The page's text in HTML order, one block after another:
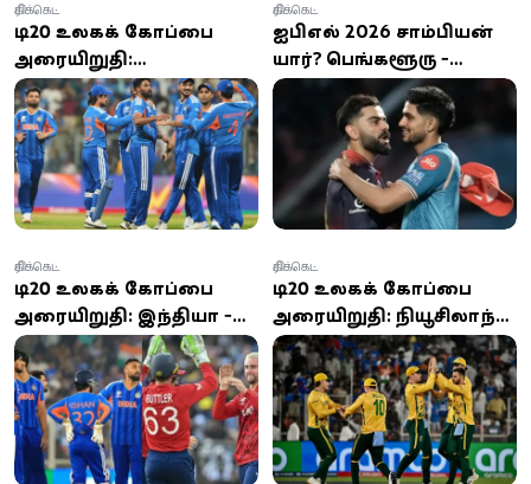
டி20 உலகக் கோப்பை
அரையிறுதி:
இங்கிலாந்தை வீழ்த்தி
இந்தியா
இறுதிப்போட்டிக்கு
முன்னேற்றம் – புதிய
சாதனை
கிரிக்கெட்
ஐபிஎல் 2026 சாம்பியன்
யார்? பெங்களூரு -
குஜராத் அணிகள் இன்று
இறுதிப்போட்டியில்
மோதல்
கிரிக்கெட்
டி20 உலகக் கோப்பை
அரையிறுதி: இந்தியா -
இங்கிலாந்து இன்று
பலப்பரீட்சை
கிரிக்கெட்
டி20 உலகக் கோப்பை
அரையிறுதி: நியூசிலாந்து
பந்துவீச்சு தேர்வு -
இறுதிப்போட்டிக்கு
முன்னேறுமா தென்
ஆப்பிரிக்கா?
கிரிக்கெட்